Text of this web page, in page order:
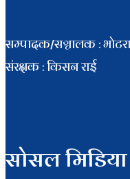
सम्पादक/सञ्चालक :
संरक्षक : किसन राई
सोसल मिडिया